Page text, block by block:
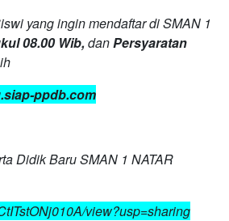
yang ingin mendaftar di SMAN 1
08.00 Wib, danPersyaratan
ppdb.com
Didik Baru SMAN 1 NATAR
view?usp=sharing